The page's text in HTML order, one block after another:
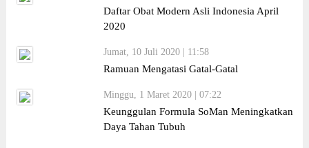
Daftar Obat Modern Asli Indonesia April
2020
Jumat, 10 Juli 2020 | 11:58
Ramuan Mengatasi Gatal-Gatal
Minggu, 1 Maret 2020 | 07:22
Keunggulan Formula SoMan Meningkatkan
Daya Tahan Tubuh